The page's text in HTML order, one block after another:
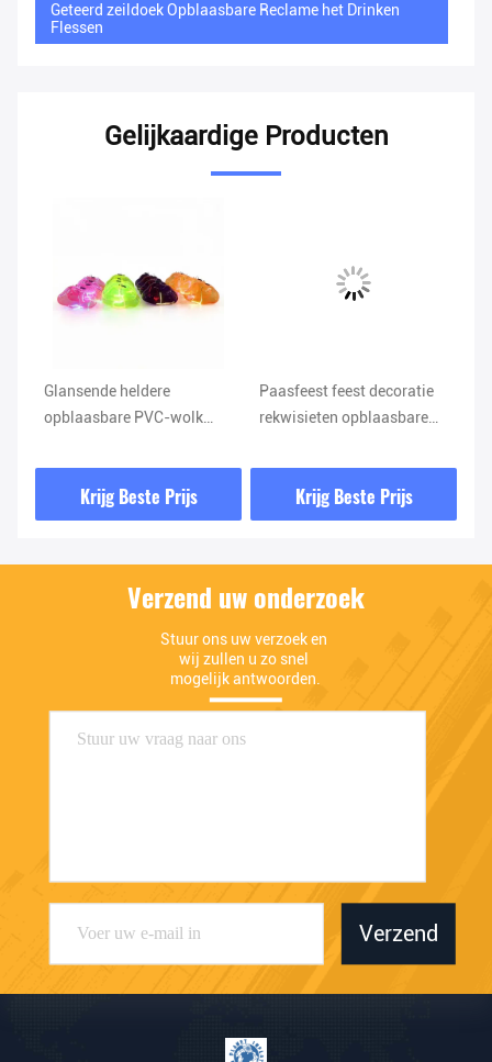
Geteerd zeildoek Opblaasbare Reclame het Drinken
Flessen
Gelijkaardige Producten
Glansende heldere
opblaasbare PVC-wolk
met lichtstrook voor
decoratie van feestdagen
Krijg Beste Prijs
Paasfeest feest decoratie
rekwisieten opblaasbare
cartoon konijn ballon
Krijg Beste Prijs
Verzend uw onderzoek
Stuur ons uw verzoek en
wij zullen u zo snel
mogelijk antwoorden.
Verzend